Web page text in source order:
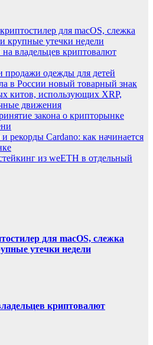
для macOS, слежка
крупные утечки недели
владельцев криптовалют
одежды для детей
в России новый товарный знак
китов, использующих XRP,
движения
закона о крипторынке
рекорды Cardano: как начинается
из weETH в отдельный
для macOS, слежка
утечки недели
криптовалют